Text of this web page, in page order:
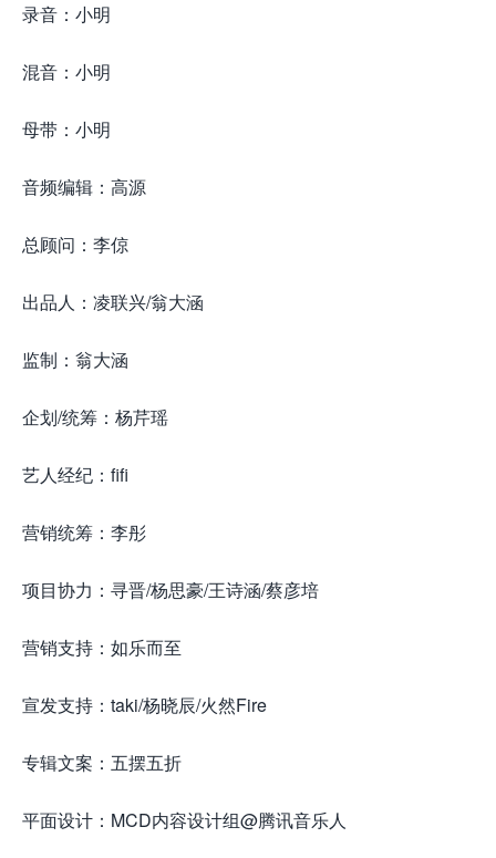
录音：小明
混音：小明
母带：小明
音频编辑：高源
总顾问：李倞
出品人：凌联兴/翁大涵
监制：翁大涵
企划/统筹：杨芹瑶
艺人经纪：fifi
营销统筹：李彤
项目协力：寻晋/杨思豪/王诗涵/蔡彦培
营销支持：如乐而至
宣发支持：taki/杨晓辰/火然Fire
专辑文案：五摆五折
平面设计：MCD内容设计组@腾讯音乐人